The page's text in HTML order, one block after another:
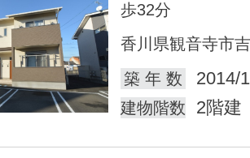
歩32分
香川県観音寺市
築 年 数
2014/
建物階数 2階建